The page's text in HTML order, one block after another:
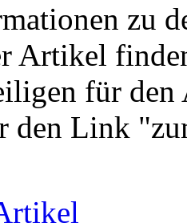
zu
Artikel
für
den Link